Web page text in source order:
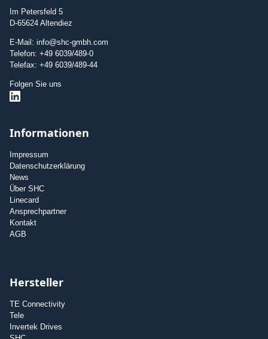
Im Petersfeld 5
D-65624 Altendiez
E-Mail: info@shc-gmbh.com
Telefon: +49 6039/489-0
Telefax: +49 6039/489-44
Folgen Sie uns
Informationen
Impressum
Datenschutzerklärung
News
Über SHC
Linecard
Ansprechpartner
Kontakt
AGB
Hersteller
TE Connectivity
Tele
Invertek Drives